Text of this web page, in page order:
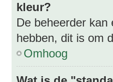
kleur?
De beheerder kan
hebben, dit is om
Omhoog